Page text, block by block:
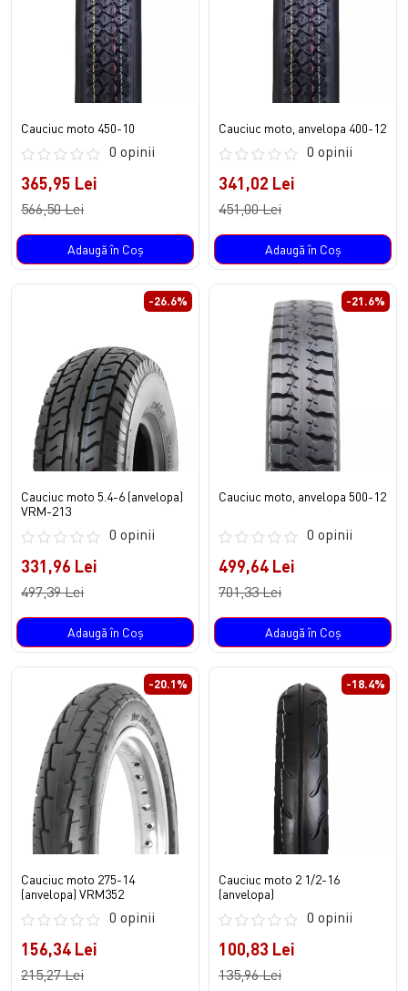
Cauciuc moto 450-10
0 opinii
365,95 Lei
566,50 Lei
Adaugă în Coş
Cauciuc moto, anvelopa 400-12
0 opinii
341,02 Lei
451,00 Lei
Adaugă în Coş
-26.6%
Cauciuc moto 5.4-6 (anvelopa)
VRM-213
0 opinii
331,96 Lei
497,39 Lei
Adaugă în Coş
-21.6%
Cauciuc moto, anvelopa 500-12
0 opinii
499,64 Lei
701,33 Lei
Adaugă în Coş
-20.1%
Cauciuc moto 275-14
(anvelopa) VRM352
0 opinii
156,34 Lei
215,27 Lei
-18.4%
Cauciuc moto 2 1/2-16
(anvelopa)
0 opinii
100,83 Lei
135,96 Lei